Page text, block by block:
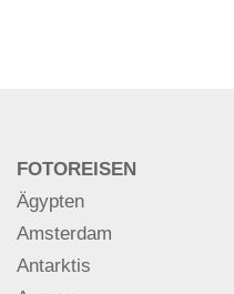
FOTOREISEN
Ägypten
Amsterdam
Antarktis